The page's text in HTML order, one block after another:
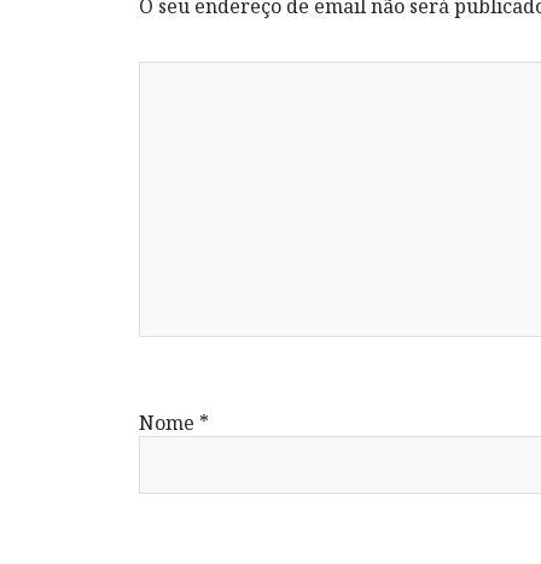
O seu endereço de email não será
Nome *